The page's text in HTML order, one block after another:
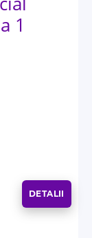
1
DETALII